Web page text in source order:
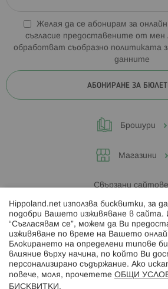
Желая да се абонирам за
съгласие предоставените от мен
обработват съобразно политиката
данните
АБОНИРАНЕ ЗА
Брошури
Магазини
Свързани
Hippoland.ro
Последвайте ни:
Hippoland.net използва бисквитки, за
подобри Вашето изживяване в сайта.
“Съгласявам се”, можем да Ви
изживяване по време на Вашето
Блокирането на определени типове
влияние върху начина, по който Ви
персонализирано съдържание. Ако
повече, моля, прочетете ОБЩИ
БИСКВИТКИ .